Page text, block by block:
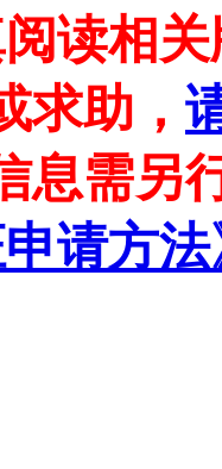
读相
求助，
息需另
请方